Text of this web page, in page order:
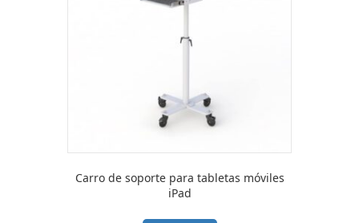
Carro de soporte para tabletas móviles
iPad